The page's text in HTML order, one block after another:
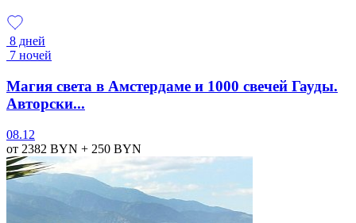
8 дней
7 ночей
Магия света в Амстердаме и 1000 свечей Гауды.
Авторски...
08.12
от 2382 BYN + 250 BYN